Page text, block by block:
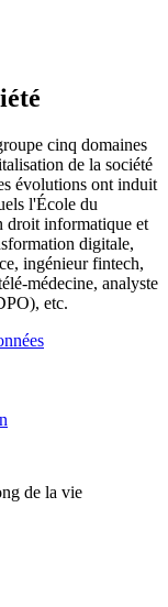
cinq domaines
de la société
évolutions ont induit
l'École du
droit informatique et
digitale,
ingénieur fintech,
médecine, analyste
etc.
de la vie